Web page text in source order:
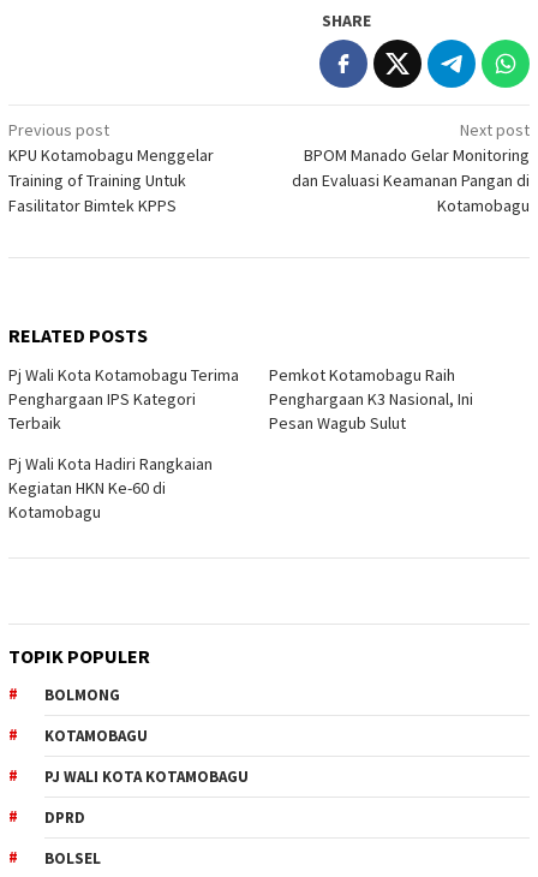
SHARE
Post
navigation
Previous post
KPU Kotamobagu Menggelar
Training of Training Untuk
Fasilitator Bimtek KPPS
Next post
BPOM Manado Gelar Monitoring
dan Evaluasi Keamanan Pangan di
Kotamobagu
RELATED POSTS
Pj Wali Kota Kotamobagu Terima
Penghargaan IPS Kategori
Terbaik
Pemkot Kotamobagu Raih
Penghargaan K3 Nasional, Ini
Pesan Wagub Sulut
Pj Wali Kota Hadiri Rangkaian
Kegiatan HKN Ke-60 di
Kotamobagu
TOPIK POPULER
BOLMONG
KOTAMOBAGU
PJ WALI KOTA KOTAMOBAGU
DPRD
BOLSEL